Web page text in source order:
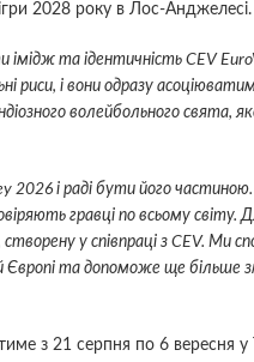
2028 року в Лос-Анджелесі.
імідж та ідентичність CEV
риси, і вони одразу
волейбольного свята,
2026 і раді бути його
гравці по всьому
у співпраці з CEV. Ми
Європі та допоможе ще більше
з 21 серпня по 6 вересня у